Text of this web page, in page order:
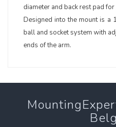
diameter and back rest pad for
Designed into the mount is a
ball and socket system with
ends of the arm.